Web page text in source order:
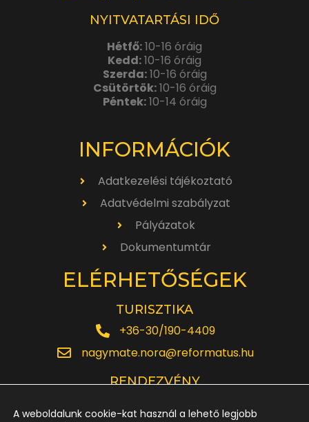
NYITVATARTÁSI IDŐ
Hétfő:10-16 óráig
Kedd:10-16 óráig
Szerda:10-16 óráig
Csütörtök:10-16 óráig
Péntek:10-14 óráig
INFORMÁCIÓK
Adatkezelési tájékoztató
Adatvédelmi szabályzat
Pályázatok
Dokumentumtár
ELÉRHETŐSÉGEK
TURISZTIKA
+36-30/190-4409
nagymate.nora@reformatus.hu
RENDEZVÉNY
A weboldalunk cookie-kat használ a lehető legjobb